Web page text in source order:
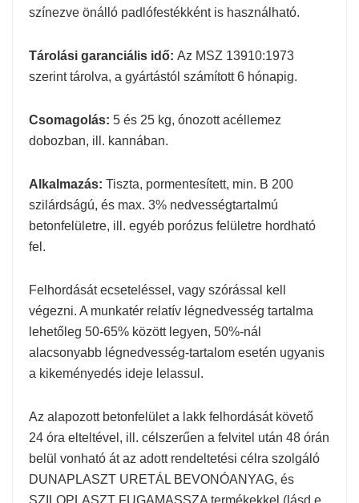
színezve önálló padlófestékként is használható.
Tárolási garanciális idő: Az MSZ 13910:1973
szerint tárolva, a gyártástól számított 6 hónapig.
Csomagolás: 5 és 25 kg, ónozott acéllemez
dobozban, ill. kannában.
Alkalmazás: Tiszta, pormentesített, min. B 200
szilárdságú, és max. 3% nedvességtartalmú
betonfelületre, ill. egyéb porózus felületre hordható
fel.
Felhordását ecseteléssel, vagy szórással kell
végezni. A munkatér relatív légnedvesség tartalma
lehetőleg 50-65% között legyen, 50%-nál
alacsonyabb légnedvesség-tartalom esetén ugyanis
a kikeményedés ideje lelassul.
Az alapozott betonfelület a lakk felhordását követő
24 óra elteltével, ill. célszerűen a felvitel után 48 órán
belül vonható át az adott rendeltetési célra szolgáló
DUNAPLASZT URETÁL BEVONÓANYAG, és